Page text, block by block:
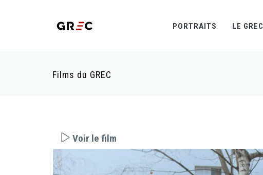
PORTRAITS LE GREC
Films du GREC
Voir le film